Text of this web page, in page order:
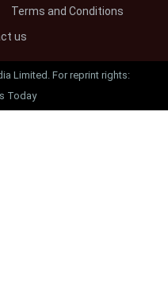
Terms and Conditions
us
Limited. For reprint rights:
Today